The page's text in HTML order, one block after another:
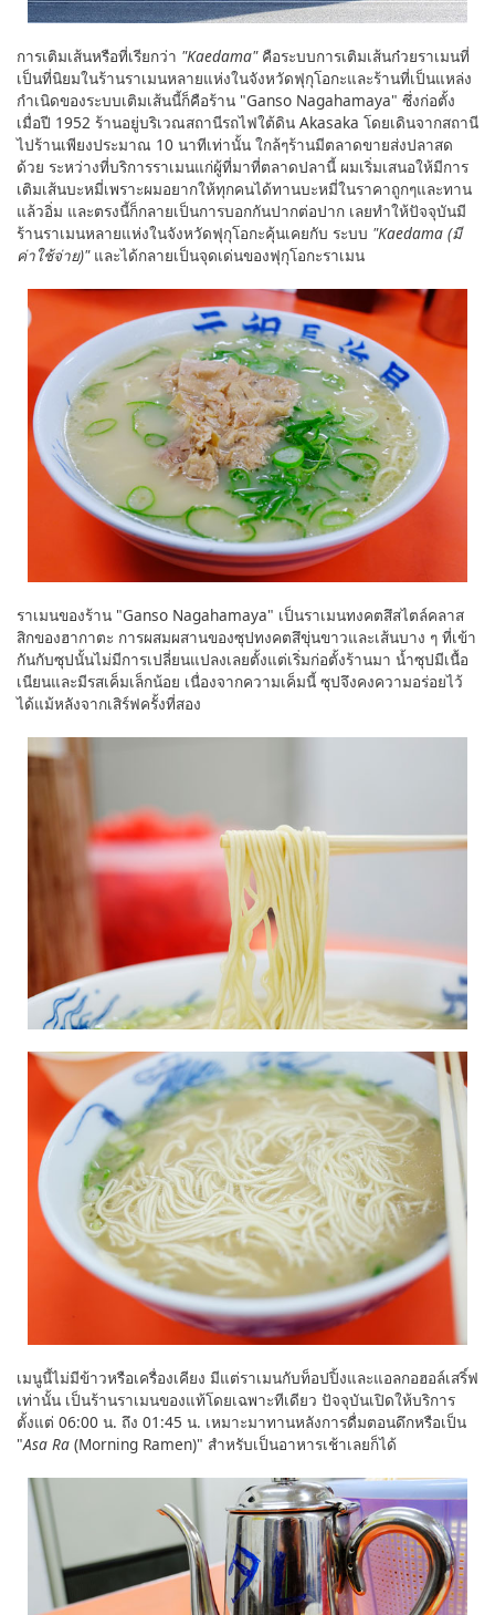
การเติมเส้นหรือที่เรียกว่า "Kaedama"คือระบบการเติมเส้นก๋วยราเมนที่
เป็นที่นิยมในร้านราเมนหลายแห่งในจังหวัดฟุกุโอกะและร้านที่เป็นแหล่ง
กำเนิดของระบบเติมเส้นนี้ก็คือร้าน "Ganso Nagahamaya" ซึ่งก่อตั้ง
เมื่อปี 1952 ร้านอยู่บริเวณสถานีรถไฟใต้ดิน Akasaka โดยเดินจากสถานี
ไปร้านเพียงประมาณ 10 นาทีเท่านั้น ใกล้ๆร้านมีตลาดขายส่งปลาสด
ด้วย ระหว่างที่บริการราเมนแก่ผู้ที่มาที่ตลาดปลานี้ ผมเริ่มเสนอให้มีการ
เติมเส้นบะหมี่เพราะผมอยากให้ทุกคนได้ทานบะหมี่ในราคาถูกๆและทาน
แล้วอิ่ม และตรงนี้ก็กลายเป็นการบอกกันปากต่อปาก เลยทำให้ปัจจุบันมี
ร้านราเมนหลายแห่งในจังหวัดฟุกุโอกะคุ้นเคยกับ ระบบ "Kaedama (มี
ค่าใช้จ่าย)"และได้กลายเป็นจุดเด่นของฟุกุโอกะราเมน
ราเมนของร้าน "Ganso Nagahamaya" เป็นราเมนทงคตสึสไตล์คลาส
สิกของฮากาตะ การผสมผสานของซุปทงคตสึขุ่นขาวและเส้นบาง ๆ ที่เข้า
กันกับซุปนั้นไม่มีการเปลี่ยนแปลงเลยตั้งแต่เริ่มก่อตั้งร้านมา น้ำซุปมีเนื้อ
เนียนและมีรสเค็มเล็กน้อย เนื่องจากความเค็มนี้ ซุปจึงคงความอร่อยไว้
ได้แม้หลังจากเสิร์ฟครั้งที่สอง
เมนูนี้ไม่มีข้าวหรือเครื่องเคียง มีแต่ราเมนกับท็อปปิ้งและแอลกอฮอล์เสริ์ฟ
เท่านั้น เป็นร้านราเมนของแท้โดยเฉพาะทีเดียว ปัจจุบันเปิดให้บริการ
ตั้งแต่ 06:00 น. ถึง 01:45 น. เหมาะมาทานหลังการดื่มตอนดึกหรือเป็น
"Asa Ra (Morning Ramen)" สำหรับเป็นอาหารเช้าเลยก็ได้